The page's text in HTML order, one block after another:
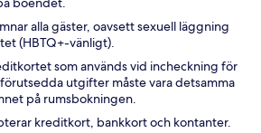
alla gäster, oavsett sexuell läggning
(HBTQ+-vänligt).
som används vid incheckning för
utgifter måste vara detsamma
på rumsbokningen.
kreditkort, bankkort och kontanter.